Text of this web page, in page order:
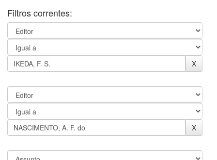
Filtros correntes: